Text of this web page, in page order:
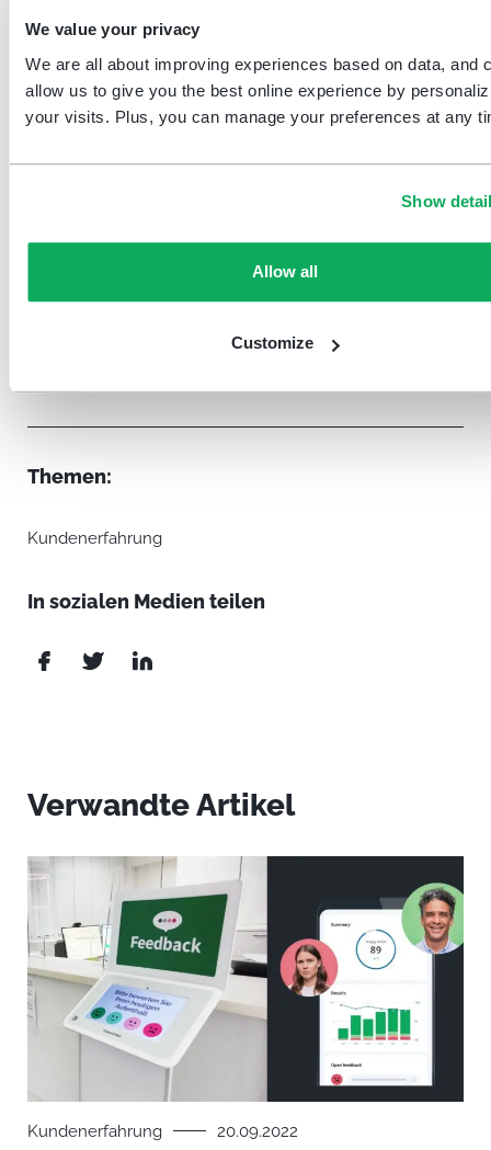
We value your privacy
We are all about improving experiences based on data, and
allow us to give you the best online experience by
your visits. Plus, you can manage your preferences at any
Show
Allow all
Customize
beantragt werden kann.
Das Unternehmen ist Teil SPAR Gruppe
Schweiz – seit April 2016 ein
erwirtschaftete 2021 einen Gesamtumsatz von
CHF 7.5 Milliarden.
Themen:
Kundenerfahrung
In sozialen Medien teilen
Verwandte Artikel
Kundenerfahrung 20.09.2022